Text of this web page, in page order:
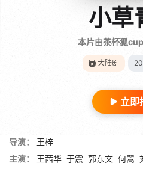
小草
本片由茶杯狐
大陆剧
立即
导演：
王梓
主演：
王茜华 于震 郭东文 何翯